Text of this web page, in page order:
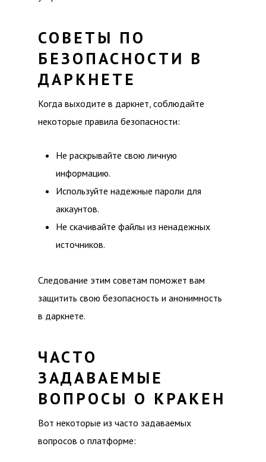
СОВЕТЫ ПО
БЕЗОПАСНОСТИ В
ДАРКНЕТЕ
Когда выходите в даркнет, соблюдайте
некоторые правила безопасности:
Не раскрывайте свою личную
информацию.
Используйте надежные пароли для
аккаунтов.
Не скачивайте файлы из ненадежных
источников.
Следование этим советам поможет вам
защитить свою безопасность и анонимность
в даркнете.
ЧАСТО
ЗАДАВАЕМЫЕ
ВОПРОСЫ О КРАКЕН
Вот некоторые из часто задаваемых
вопросов о платформе: